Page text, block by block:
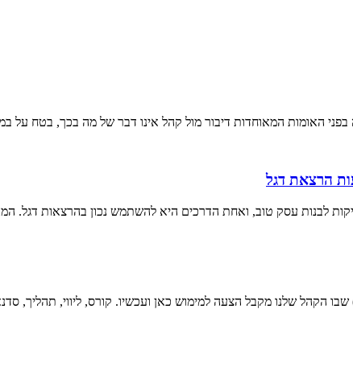
האומות המאוחדות דיבור מול קהל אינו דבר של מה בכך, בטח על
הרצאת דגל
לבנות עסק טוב, ואחת הדרכים היא להשתמש נכון בהרצאות דגל.
הקהל שלנו מקבל הצעה למימוש כאן ועכשיו. קורס, ליווי, תהליך,